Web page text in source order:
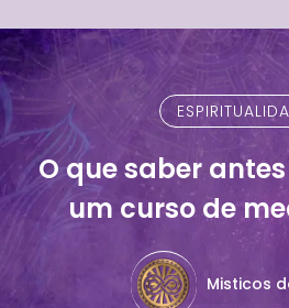
O que saber
um curso de
Misticos